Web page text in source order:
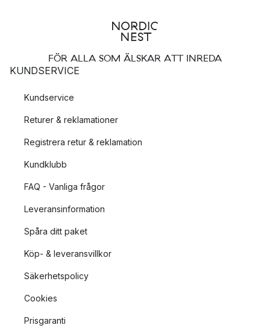
FÖR ALLA SOM ÄLSKAR ATT INREDA
KUNDSERVICE
Kundservice
Returer & reklamationer
Registrera retur & reklamation
Kundklubb
FAQ - Vanliga frågor
Leveransinformation
Spåra ditt paket
Köp- & leveransvillkor
Säkerhetspolicy
Cookies
Prisgaranti